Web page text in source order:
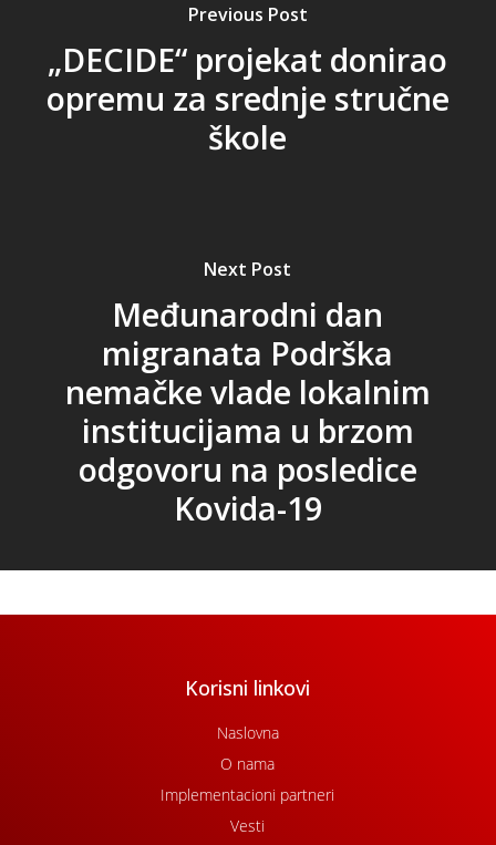
Previous Post
„DECIDE“ projekat donirao
opremu za srednje stručne
škole
Next Post
Međunarodni dan
migranata Podrška
nemačke vlade lokalnim
institucijama u brzom
odgovoru na posledice
Kovida-19
Korisni linkovi
Naslovna
O nama
Implementacioni partneri
Vesti